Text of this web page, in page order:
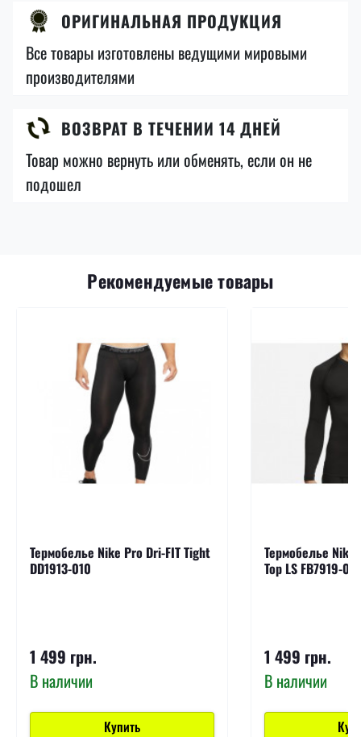
ОРИГИНАЛЬНАЯ ПРОДУКЦИЯ
Все товары изготовлены ведущими мировыми
производителями
ВОЗВРАТ В ТЕЧЕНИИ 14 ДНЕЙ
Товар можно вернуть или обменять, если он не
подошел
Рекомендуемые товары
Термобелье Nike Pro Dri-FIT Tight
DD1913-010
1 499 грн.
В наличии
Купить
Термобелье Nike
Top LS FB7919-010
1 499 грн.
В наличии